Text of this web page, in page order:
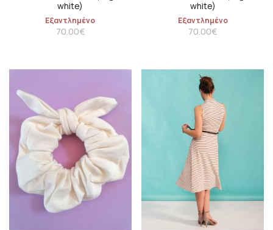
white)
Εξαντλημένο
70.00€
white)
Εξαντλημένο
70.00€